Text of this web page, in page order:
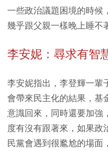
一些政治議題困境的時候
幾乎跟父親一樣晚上睡不
李安妮：尋求有智
李安妮指出，李登輝一輩
會帶來民主化的結果，基
意識回來，同時還要加強
度有沒有跟著來，如果政
民黨會遇到很尷尬的場面